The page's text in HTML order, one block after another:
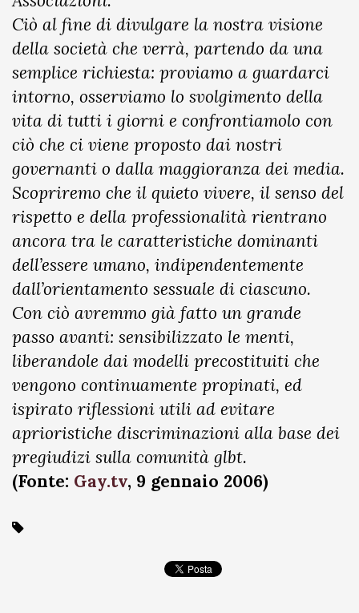
Ciò al fine di divulgare la nostra visione
della società che verrà, partendo da una
semplice richiesta: proviamo a guardarci
intorno, osserviamo lo svolgimento della
vita di tutti i giorni e confrontiamolo con
ciò che ci viene proposto dai nostri
governanti o dalla maggioranza dei media.
Scopriremo che il quieto vivere, il senso del
rispetto e della professionalità rientrano
ancora tra le caratteristiche dominanti
dell’essere umano, indipendentemente
dall’orientamento sessuale di ciascuno.
Con ciò avremmo già fatto un grande
passo avanti: sensibilizzato le menti,
liberandole dai modelli precostituiti che
vengono continuamente propinati, ed
ispirato riflessioni utili ad evitare
aprioristiche discriminazioni alla base dei
pregiudizi sulla comunità glbt.
(Fonte: Gay.tv, 9 gennaio 2006)